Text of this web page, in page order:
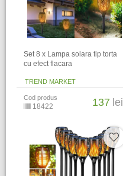
Set 8 x Lampa solara tip torta
cu efect flacara
TREND MARKET
Cod produs
18422 137 lei